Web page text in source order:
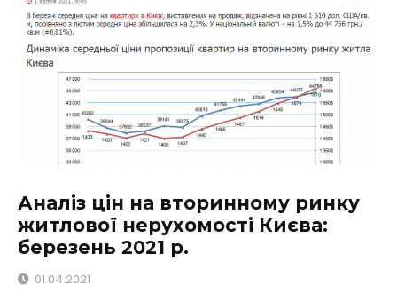
Аналіз цін на вторинному ринку
житлової нерухомості Києва:
березень 2021 р.
01.04.2021